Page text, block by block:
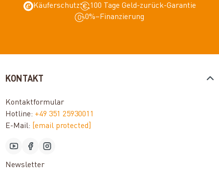
Käuferschutz
100 Tage Geld-zurück-Garantie
0%–Finanzierung
KONTAKT
Kontaktformular
Hotline: +49 351 25930011
E-Mail: [email protected]
Newsletter